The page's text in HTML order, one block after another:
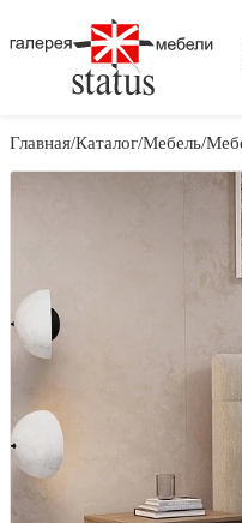
Главная Каталог Мебель